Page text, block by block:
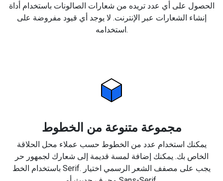
الحصول على أي عدد تريده من شعارات الصالونات باستخدام أداة
إنشاء الشعارات عبر الإنترنت. لا يوجد أي قيود مفروضة على
استخدامه.
مجموعة متنوعة من الخطوط
يمكنك استخدام عدد من الخطوط حسب عملاء محل الحلاقة
الخاص بك. يمكنك إضافة لمسة قديمة إلى شعارك لجمهور حر
باستخدام الخط Serif. يجب على مصفف الشعر الرسمي اختيار